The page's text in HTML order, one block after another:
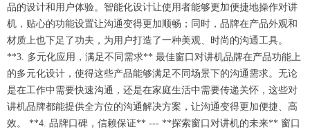
品的设计和用户体验。智能化设计让使用者能够更加便捷地操作对讲
机，贴心的功能设置让沟通变得更加顺畅；同时，品牌在产品外观和
材质上也下足了功夫，为用户打造了一种美观、时尚的沟通工具。
**3. 多元化应用，满足不同需求** 最佳窗口对讲机品牌在产品功能上
的多元化设计，使得这些产品能够满足不同场景下的沟通需求。无论
是在工作中需要快速沟通，还是在家庭生活中需要传递关怀，这些对
讲机品牌都能提供全方位的沟通解决方案，让沟通变得更加便捷、高
效。 **4. 品牌口碑，信赖保证** --- **探索窗口对讲机的未来** 窗口